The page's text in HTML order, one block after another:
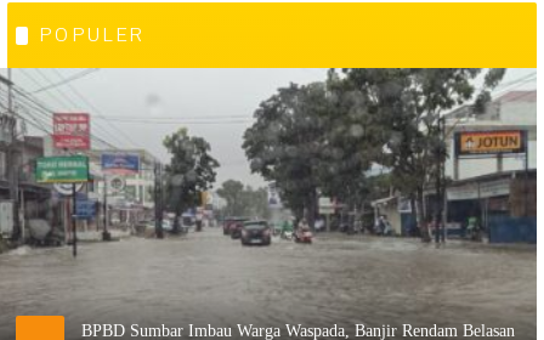
POPULER
BPBD Sumbar Imbau Warga Waspada, Banjir Rendam Belasan